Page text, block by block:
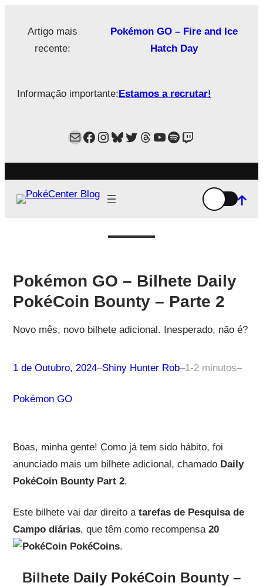
Artigo mais
recente:
Pokémon GO – Fire and Ice
Hatch Day
Informação importante:Estamos a recrutar!
MailFacebook
Instagram
Bluesky
Twitter
Estamos no Threads!
YouTube
Spotify
Twitch
Pokémon GO – Bilhete Daily
PokéCoin Bounty – Parte 2
Novo mês, novo bilhete adicional. Inesperado, não é?
1 de Outubro, 2024–Shiny Hunter Rob–1-2 minutos–
Pokémon GO
Boas, minha gente! Como já tem sido hábito, foi
anunciado mais um bilhete adicional, chamado Daily
PokéCoin Bounty Part 2.
Este bilhete vai dar direito a tarefas de Pesquisa de
Campo diárias, que têm como recompensa 20
PokéCoins.
Bilhete Daily PokéCoin Bounty –